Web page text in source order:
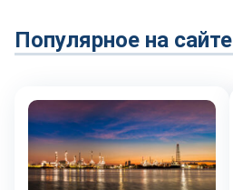
Популярное на сайте